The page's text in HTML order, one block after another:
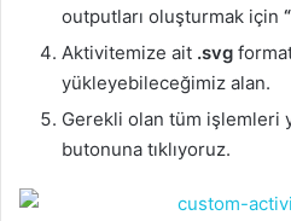
outputları oluşturmak için
Aktivitemize ait .svg
yükleyebileceğimiz alan.
Gerekli olan tüm işlemleri
butonuna tıklıyoruz.